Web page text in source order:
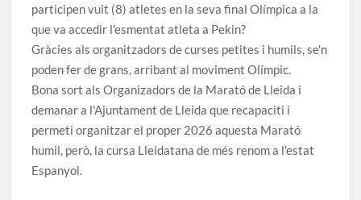
participen vuit (8) atletes en la seva final Olímpica a la
que va accedir l'esmentat atleta a Pekin?
Gràcies als organitzadors de curses petites i humils, se'n
poden fer de grans, arribant al moviment Olímpic.
Bona sort als Organizadors de la Marató de Lleida i
demanar a l'Ajuntament de Lleida que recapaciti i
permeti organitzar el proper 2026 aquesta Marató
humil, però, la cursa Lleidatana de més renom a l'estat
Espanyol.